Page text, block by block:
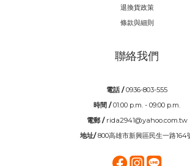
退換貨政策
條款與細則
聯絡我們
電話 /0936-803-555
時間 /01:00 p.m. - 09:00 p.m.
電郵 / rida2941@yahoo.com.tw
地址/800高雄市新興區民生一路164